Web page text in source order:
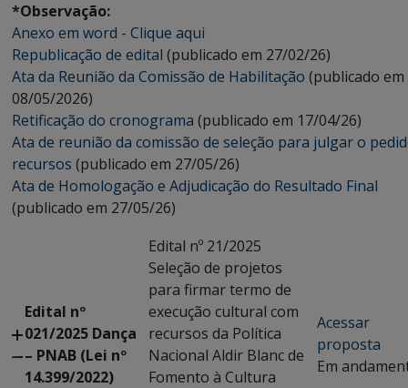
*Observação:
Anexo em word - Clique aqui
Republicação de edital (publicado em 27/02/26)
Ata da Reunião da Comissão de Habilitação (publicado em
08/05/2026)
Retificação do cronograma (publicado em 17/04/26)
Ata de reunião da comissão de seleção para julgar o
recursos (publicado em 27/05/26)
Ata de Homologação e Adjudicação do Resultado Final
(publicado em 27/05/26)
Edital nº
021/2025 Dança
– PNAB (Lei nº
14.399/2022)
Edital nº 21/2025
Seleção de projetos
para firmar termo de
execução cultural com
recursos da Política
Nacional Aldir Blanc de
Fomento à Cultura
Acessar
proposta
Em